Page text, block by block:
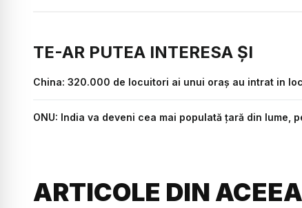
TE-AR PUTEA INTERESA ȘI
China: 320.000 de locuitori ai unui oraş au intrat in
ONU: India va deveni cea mai populată țară din
ARTICOLE DIN